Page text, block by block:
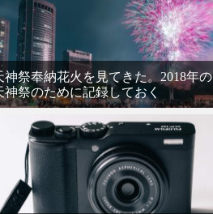
神祭奉納花火を見てきた。2018年の
神祭のために記録しておく